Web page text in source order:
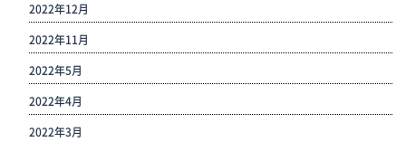
2022年12月
2022年11月
2022年5月
2022年4月
2022年3月